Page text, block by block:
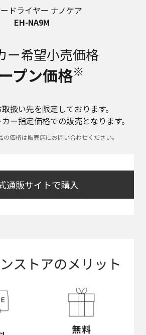
ドライヤー ナノケア
EH-NA9M
ー希望小売価格
プン価格※
扱い先を限定しております。
ー指定価格での販売となります。
価格は販売店にお問い合わせください。
通販サイトで購入